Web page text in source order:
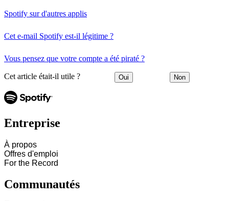
Spotify sur d'autres applis
Cet e-mail Spotify est-il légitime ?
Vous pensez que votre compte a été piraté ?
Cet article était-il utile ? Oui Non
Entreprise
À propos
Offres d'emploi
For the Record
Communautés